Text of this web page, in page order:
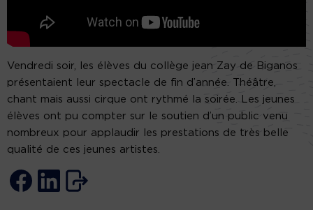
Vendredi soir, les élèves du collège jean Zay de Biganos
présentaient leur spectacle de fin d’année. Théâtre,
chant mais aussi cirque ont rythmé la soirée. Les jeunes
élèves ont pu compter sur le soutien d’un public venu
nombreux pour applaudir les prestations de très belle
qualité de ces jeunes artistes.